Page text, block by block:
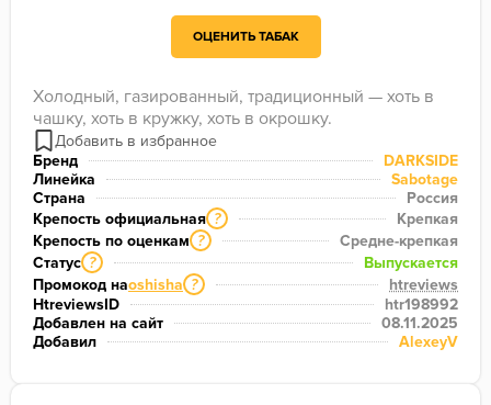
Холодный, газированный, традиционный — хоть в
чашку, хоть в кружку, хоть в окрошку.
Бренд
DARKSIDE
Линейка
Sabotage
Страна
Россия
Крепость официальная ?
Крепкая
Крепость по оценкам ?
Средне-крепкая
Статус ?
Выпускается
Промокод наoshisha ?
htreviews
HtreviewsID
htr198992
Добавлен на сайт
08.11.2025
Добавил
AlexeyV
ОЦЕНИТЬ ТАБАК